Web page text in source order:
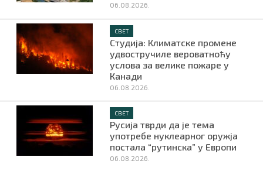
06.08.2026.
СВЕТ
Студија: Климатске промене
удвостручиле вероватноћу
услова за велике пожаре у
Канади
06.08.2026.
СВЕТ
Русија тврди да је тема
употребе нуклеарног оружја
постала “рутинска” у Европи
06.08.2026.